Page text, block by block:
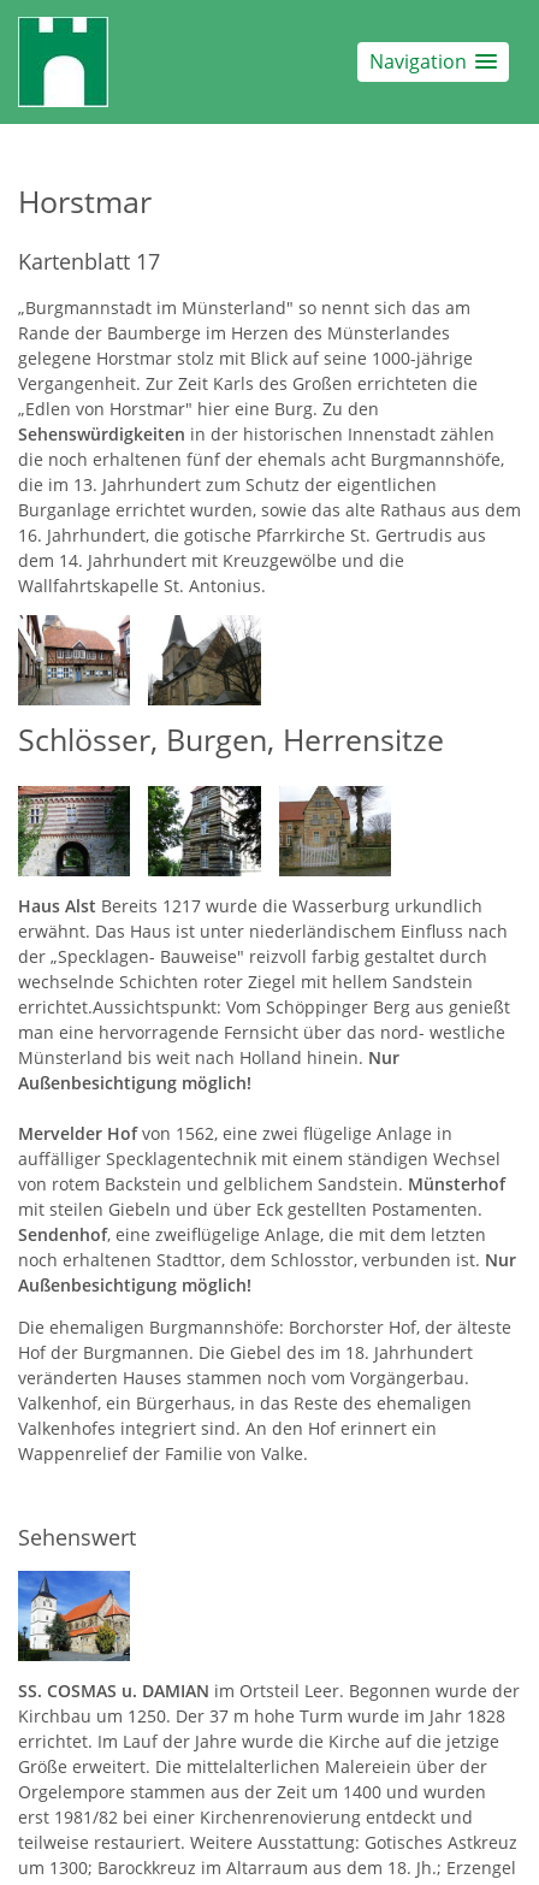
Navigation
Horstmar
Kartenblatt 17
„Burgmannstadt im Münsterland" so nennt sich das am
Rande der Baumberge im Herzen des Münsterlandes
gelegene Horstmar stolz mit Blick auf seine 1000-jährige
Vergangenheit. Zur Zeit Karls des Großen errichteten die
„Edlen von Horstmar" hier eine Burg. Zu den
Sehenswürdigkeiten in der historischen Innenstadt zählen
die noch erhaltenen fünf der ehemals acht Burgmannshöfe,
die im 13. Jahrhundert zum Schutz der eigentlichen
Burganlage errichtet wurden, sowie das alte Rathaus aus dem
16. Jahrhundert, die gotische Pfarrkirche St. Gertrudis aus
dem 14. Jahrhundert mit Kreuzgewölbe und die
Wallfahrtskapelle St. Antonius.
Schlösser, Burgen, Herrensitze
Haus Alst Bereits 1217 wurde die Wasserburg urkundlich
erwähnt. Das Haus ist unter niederländischem Einfluss nach
der „Specklagen- Bauweise" reizvoll farbig gestaltet durch
wechselnde Schichten roter Ziegel mit hellem Sandstein
errichtet.Aussichtspunkt: Vom Schöppinger Berg aus genießt
man eine hervorragende Fernsicht über das nord- westliche
Münsterland bis weit nach Holland hinein. Nur
Außenbesichtigung möglich!
Mervelder Hofvon 1562, eine zwei flügelige Anlage in
auffälliger Specklagentechnik mit einem ständigen Wechsel
von rotem Backstein und gelblichem Sandstein. Münsterhof
mit steilen Giebeln und über Eck gestellten Postamenten.
Sendenhof, eine zweiflügelige Anlage, die mit dem letzten
noch erhaltenen Stadttor, dem Schlosstor, verbunden ist. Nur
Außenbesichtigung möglich!
Die ehemaligen Burgmannshöfe: Borchorster Hof, der älteste
Hof der Burgmannen. Die Giebel des im 18. Jahrhundert
veränderten Hauses stammen noch vom Vorgängerbau.
Valkenhof, ein Bürgerhaus, in das Reste des ehemaligen
Valkenhofes integriert sind. An den Hof erinnert ein
Wappenrelief der Familie von Valke.
Sehenswert
SS. COSMAS u. DAMIAN im Ortsteil Leer. Begonnen wurde der
Kirchbau um 1250. Der 37 m hohe Turm wurde im Jahr 1828
errichtet. Im Lauf der Jahre wurde die Kirche auf die jetzige
Größe erweitert. Die mittelalterlichen Malereiein über der
Orgelempore stammen aus der Zeit um 1400 und wurden
erst 1981/82 bei einer Kirchenrenovierung entdeckt und
teilweise restauriert. Weitere Ausstattung: Gotisches Astkreuz
um 1300; Barockkreuz im Altarraum aus dem 18. Jh.; Erzengel